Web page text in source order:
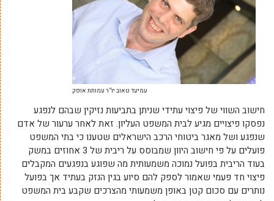
עמיעד טאוב יו”ר עמותת אופק
חישוב השווי של פיצוי עתידי שניתן בתביעות נזיקין שבהם לנפגע
נפסקו פיצויים מגיע לבית המשפט העליון. זאת לאחר ערעור של אדם
שנפגע ושל מאגר ביטוחי הרכב הישראלים שטענו כי בתי המשפט
פועלים על פי חישוב היוון שמבוסס על ריבית של 3 אחוזים במשק
בעוד הריבית בפועל נמוכה משמעותית מה שפוגע בנפגעים המקבלים
פיצוי חד פעמי שאמור לספק להם סיוע בגין הנזק בעתיד אך בפועל
נותרים עם סכום קטן באופן משמעותי מהצרכים שקבע בית המשפט